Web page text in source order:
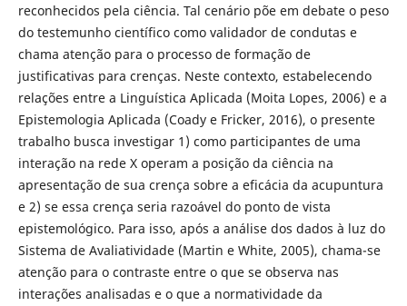
reconhecidos pela ciência. Tal cenário põe em debate o peso
do testemunho científico como validador de condutas e
chama atenção para o processo de formação de
justificativas para crenças. Neste contexto, estabelecendo
relações entre a Linguística Aplicada (Moita Lopes, 2006) e a
Epistemologia Aplicada (Coady e Fricker, 2016), o presente
trabalho busca investigar 1) como participantes de uma
interação na rede X operam a posição da ciência na
apresentação de sua crença sobre a eficácia da acupuntura
e 2) se essa crença seria razoável do ponto de vista
epistemológico. Para isso, após a análise dos dados à luz do
Sistema de Avaliatividade (Martin e White, 2005), chama-se
atenção para o contraste entre o que se observa nas
interações analisadas e o que a normatividade da